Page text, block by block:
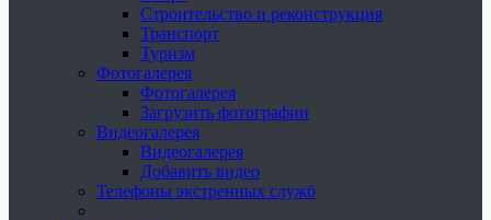
Строительство и реконструкция
Транспорт
Туризм
Фотогалерея
Фотогалерея
Загрузить фотографии
Видеогалерея
Видеогалерея
Добавить видео
Телефоны экстренных служб